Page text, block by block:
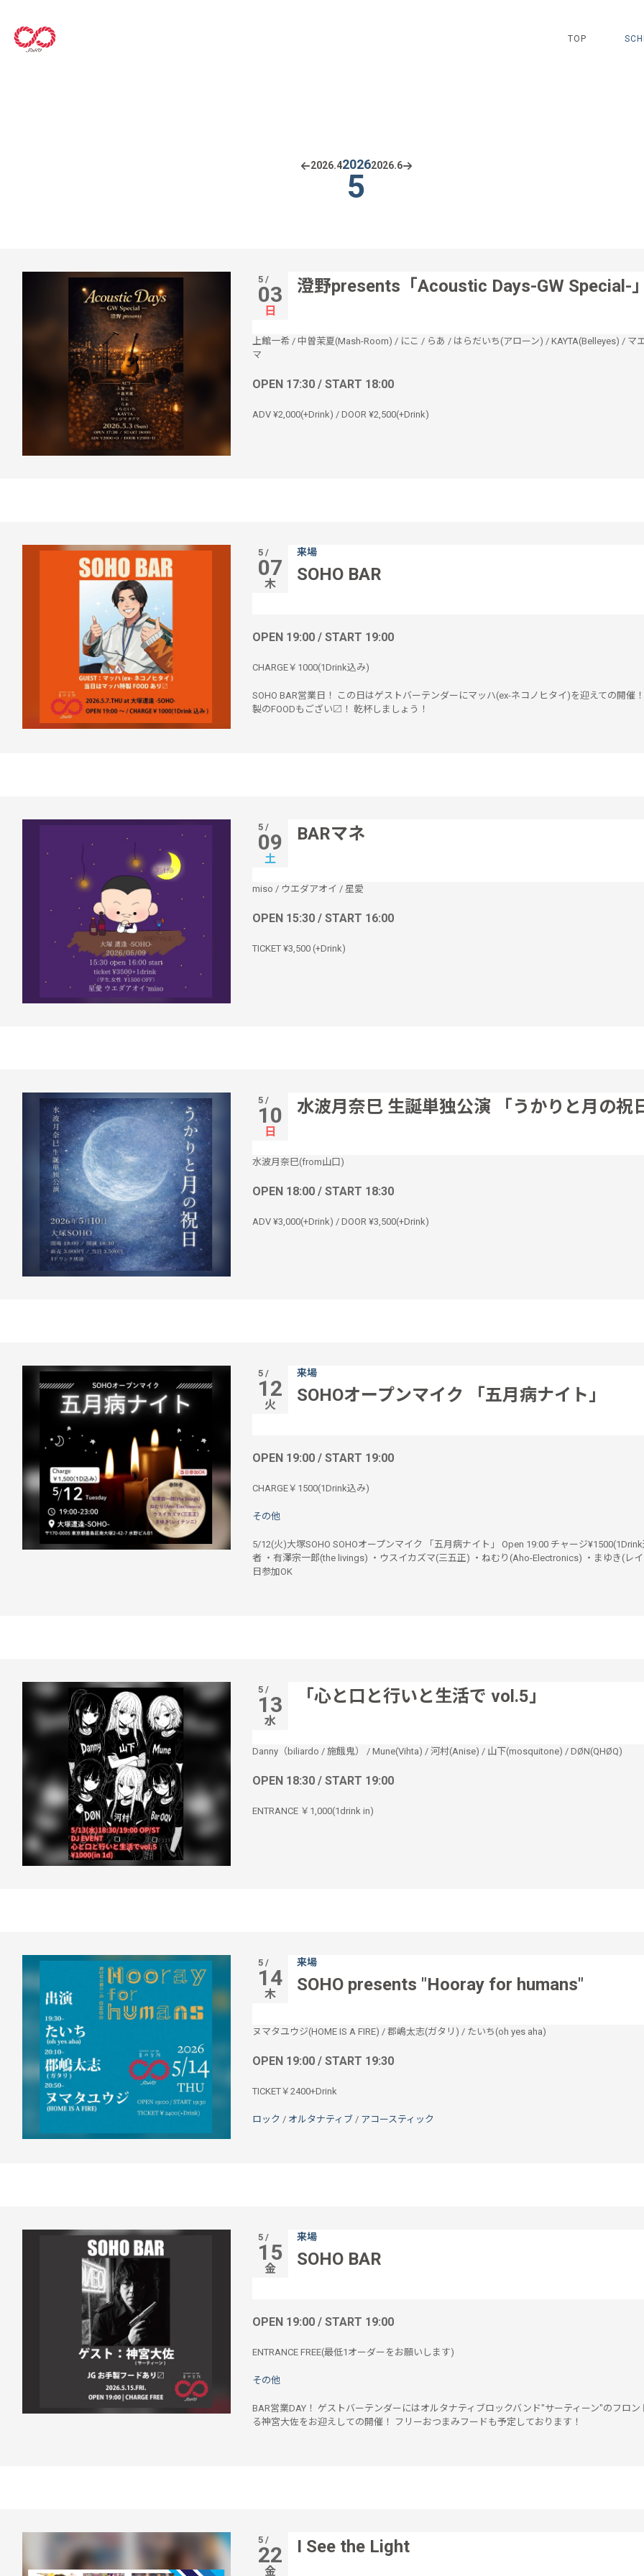
TOP
2026.42026
5
2026.6
5 /
03
日
澄野presents「Acoustic Days-GW Special-
上館一希/ 中曽茉夏(Mash-Room) / にこ / らあ / はらだいち(アローン) / KAYTA(Belleyes) / マ
マ
OPEN 17:30 / START 18:00
ADV ¥2,000(+Drink) / DOOR ¥2,500(+Drink)
5 /
07
木
来場
SOHO BAR
OPEN 19:00 / START 19:00
CHARGE￥1000(1Drink込み)
SOHO BAR営業日！ この日はゲストバーテンダーにマッハ(ex-ネコノヒタイ)を迎えての開催
製のFOODもござい〼！ 乾杯しましょう！
5 /
09
土
BARマネ
miso / ウエダアオイ / 星愛
OPEN 15:30 / START 16:00
TICKET ¥3,500 (+Drink)
5 /
10
日
水波月奈巳 生誕単独公演 「うかりと月の祝
水波月奈巳(from山口)
OPEN 18:00 / START 18:30
ADV ¥3,000(+Drink) / DOOR ¥3,500(+Drink)
5 /
12
火
来場
SOHOオープンマイク 「五月病ナイト」
OPEN 19:00 / START 19:00
CHARGE￥1500(1Drink込み)
その他
5/12(火)大塚SOHO SOHOオープンマイク 「五月病ナイト」 Open 19:00 チャージ
者 ・有澤宗一郎(the livings) ・ウスイカズマ(三五正) ・ねむり(Aho-Electronics) ・まゆき(レ
日参加OK
5 /
13
水
「心と口と行いと生活で vol.5」
Danny（biliardo / 施餓鬼） / Mune(Vihta) / 河村(Anise) / 山下(mosquitone) / DØN(QHØQ)
OPEN 18:30 / START 19:00
ENTRANCE ￥1,000(1drink in)
5 /
14
木
来場
SOHO presents "Hooray for humans"
ヌマタユウジ(HOME IS A FIRE) / 郡嶋太志(ガタリ) / たいち(oh yes aha)
OPEN 19:00 / START 19:30
TICKET￥2400+Drink
ロック / オルタナティブ/ アコースティック
5 /
15
金
来場
SOHO BAR
OPEN 19:00 / START 19:00
ENTRANCE FREE(最低1オーダーをお願いします)
その他
BAR営業DAY！ ゲストバーテンダーにはオルタナティブロックバンド"サーティーン"のフロン
る神宮大佐をお迎えしての開催！ フリーおつまみフードも予定しております！
5 /
22
金
I See the Light